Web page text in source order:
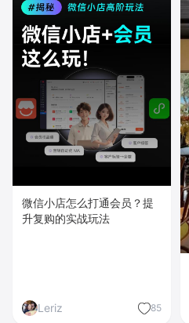
微信小店怎么打通会员？提
升复购的实战玩法
Leriz 85